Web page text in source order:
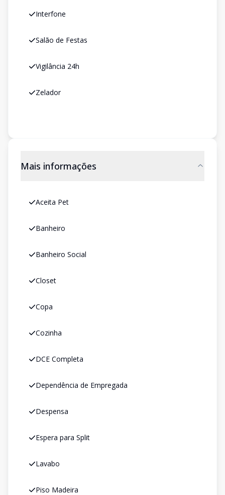
Interfone
Salão de Festas
Vigilância 24h
Zelador
Mais informações
Aceita Pet
Banheiro
Banheiro Social
Closet
Copa
Cozinha
DCE Completa
Dependência de Empregada
Despensa
Espera para Split
Lavabo
Piso Madeira